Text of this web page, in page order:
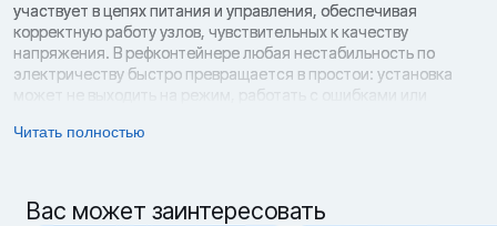
участвует в цепях питания и управления, обеспечивая
корректную работу узлов, чувствительных к качеству
напряжения. В рефконтейнере любая нестабильность по
электричеству быстро превращается в простои: установка
может не выходить на режим, работать с ошибками или
трансформатор — это не «мелочь», а часть общей надёжности
Carrier с номенклатурным номером 10-00439-01 в в
Новороссийске. Такой формат часто выбирают сервисные
Читать полностью
Вас может заинтересовать